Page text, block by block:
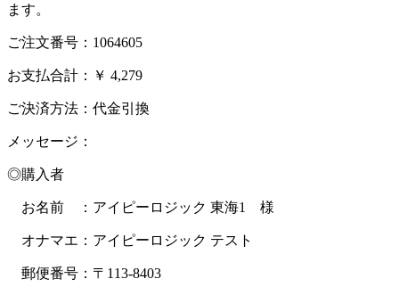
ます。
ご注文番号：1064605
お支払合計：￥ 4,279
ご決済方法：代金引換
メッセージ：
◎購入者
お名前 ：アイピーロジック 東海1 様
オナマエ：アイピーロジック テスト
郵便番号：〒113-8403